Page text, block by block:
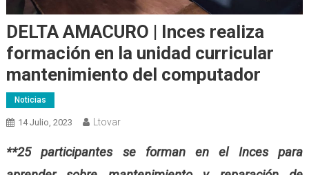
DELTA AMACURO | Inces realiza
formación en la unidad curricular
mantenimiento del computador
Noticias
14 Julio, 2023 Ltovar
**25 participantes se forman en el Inces para